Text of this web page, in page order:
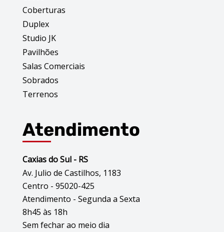
Coberturas
Duplex
Studio JK
Pavilhões
Salas Comerciais
Sobrados
Terrenos
Atendimento
Caxias do Sul - RS
Av. Julio de Castilhos, 1183
Centro - 95020-425
Atendimento - Segunda a Sexta
8h45 às 18h
Sem fechar ao meio dia